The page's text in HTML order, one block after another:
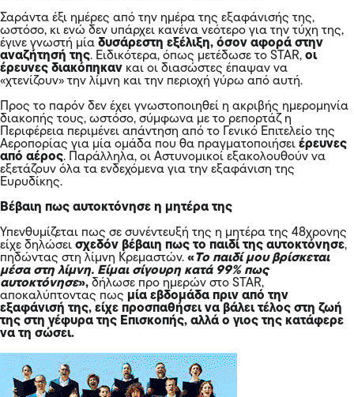
Σαράντα έξι ημέρες από την ημέρα της εξαφάνισής της,
ωστόσο, κι ενώ δεν υπάρχει κανένα νεότερο για την τύχη της,
έγινε γνωστή μία δυσάρεστη εξέλιξη, όσον αφορά στην
αναζήτησή της. Ειδικότερα, όπως μετέδωσε το STAR, οι
έρευνες διακόπηκαν και οι διασώστες έπαψαν να
«χτενίζουν» την λίμνη και την περιοχή γύρω από αυτή.
Προς το παρόν δεν έχει γνωστοποιηθεί η ακριβής ημερομηνία
διακοπής τους, ωστόσο, σύμφωνα με το ρεπορτάζ η
Περιφέρεια περιμένει απάντηση από το Γενικό Επιτελείο της
Αεροπορίας για μία ομάδα που θα πραγματοποιήσει έρευνες
από αέρος. Παράλληλα, οι Αστυνομικοί εξακολουθούν να
εξετάζουν όλα τα ενδεχόμενα για την εξαφάνιση της
Ευρυδίκης.
Βέβαιη πως αυτοκτόνησε η μητέρα της
Υπενθυμίζεται πως σε συνέντευξή της η μητέρα της 48χρονης
είχε δηλώσει σχεδόν βέβαιη πως το παιδί της αυτοκτόνησε,
πηδώντας στη λίμνη Κρεμαστών. «Το παιδί μου βρίσκεται
μέσα στη λίμνη. Είμαι σίγουρη κατά 99% πως
αυτοκτόνησε», δήλωσε προ ημερών στο STAR,
αποκαλύπτοντας πως μία εβδομάδα πριν από την
εξαφάνισή της, είχε προσπαθήσει να βάλει τέλος στη ζωή
της στη γέφυρα της Επισκοπής, αλλά ο γιος της κατάφερε
να τη σώσει.